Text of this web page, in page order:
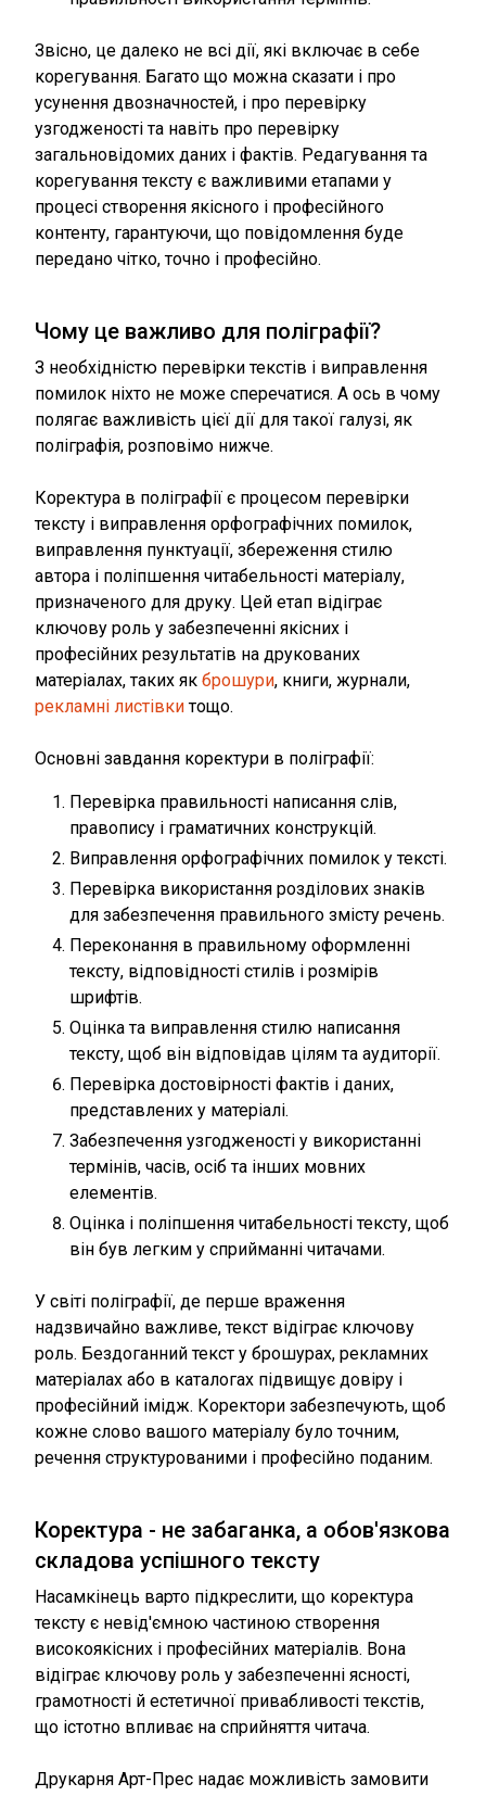
Звісно, це далеко не всі дії, які включає в себе
корегування. Багато що можна сказати і про
усунення двозначностей, і про перевірку
узгодженості та навіть про перевірку
загальновідомих даних і фактів. Редагування та
корегування тексту є важливими етапами у
процесі створення якісного і професійного
контенту, гарантуючи, що повідомлення буде
передано чітко, точно і професійно.
Чому це важливо для поліграфії?
З необхідністю перевірки текстів і виправлення
помилок ніхто не може сперечатися. А ось в чому
полягає важливість цієї дії для такої галузі, як
поліграфія, розповімо нижче.
Коректура в поліграфії є процесом перевірки
тексту і виправлення орфографічних помилок,
виправлення пунктуації, збереження стилю
автора і поліпшення читабельності матеріалу,
призначеного для друку. Цей етап відіграє
ключову роль у забезпеченні якісних і
професійних результатів на друкованих
матеріалах, таких як брошури, книги, журнали,
рекламні листівкитощо.
Основні завдання коректури в поліграфії:
Перевірка правильності написання слів,
правопису і граматичних конструкцій.
Виправлення орфографічних помилок у тексті.
Перевірка використання розділових знаків
для забезпечення правильного змісту речень.
Переконання в правильному оформленні
тексту, відповідності стилів і розмірів
шрифтів.
Оцінка та виправлення стилю написання
тексту, щоб він відповідав цілям та аудиторії.
Перевірка достовірності фактів і даних,
представлених у матеріалі.
Забезпечення узгодженості у використанні
термінів, часів, осіб та інших мовних
елементів.
Оцінка і поліпшення читабельності тексту, щоб
він був легким у сприйманні читачами.
У світі поліграфії, де перше враження
надзвичайно важливе, текст відіграє ключову
роль. Бездоганний текст у брошурах, рекламних
матеріалах або в каталогах підвищує довіру і
професійний імідж. Коректори забезпечують, щоб
кожне слово вашого матеріалу було точним,
речення структурованими і професійно поданим.
Коректура - не забаганка, а обов'язкова
складова успішного тексту
Насамкінець варто підкреслити, що коректура
тексту є невід'ємною частиною створення
високоякісних і професійних матеріалів. Вона
відіграє ключову роль у забезпеченні ясності,
грамотності й естетичної привабливості текстів,
що істотно впливає на сприйняття читача.
Друкарня Арт-Прес надає можливість замовити